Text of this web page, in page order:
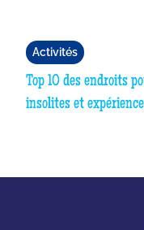
Activités
Top 10 des endroits
insolites et